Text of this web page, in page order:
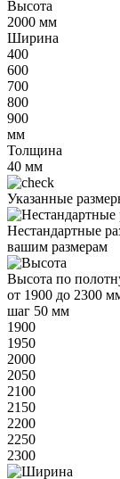
Высота
2000 мм
Ширина
400
600
700
800
900
мм
Толщина
40 мм
Указанные
Нестандартные
вашим размерам
Высота по
от 1900 до 2300
шаг 50 мм
1900
1950
2000
2050
2100
2150
2200
2250
2300